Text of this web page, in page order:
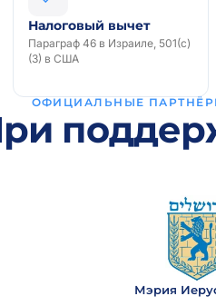
Налоговый вычет
Параграф 46 в Израиле, 501(c)
(3) в США
ОФИЦИАЛЬНЫЕ
Мэрия